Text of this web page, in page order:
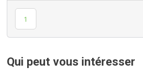
1
Qui peut vous intéresser